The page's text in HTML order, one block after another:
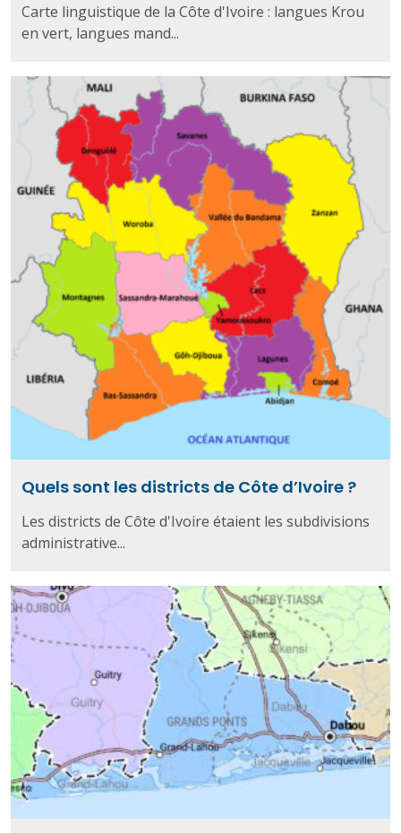
Carte linguistique de la Côte d'Ivoire : langues Krou
en vert, langues mand...
Quels sont les districts de Côte d’Ivoire ?
Les districts de Côte d'Ivoire étaient les subdivisions
administrative...